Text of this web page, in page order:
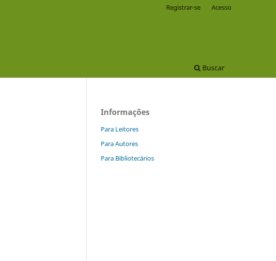
Buscar
Registrar-se Acesso
Informações
Para Leitores
Para Autores
Para Bibliotecários